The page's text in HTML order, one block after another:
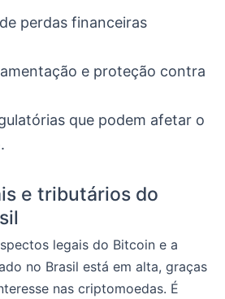
perdas financeiras
e proteção contra
que podem afetar o
e tributários do
legais do Bitcoin e a
no Brasil está em alta, graças
nas criptomoedas. É